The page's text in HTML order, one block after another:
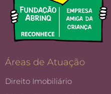
Áreas de Atuação
Direito Imobiliário